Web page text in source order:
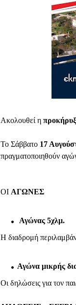
Ακολουθεί η
Το Σάββατο 17
πραγματοποιηθούν
ΟΙ ΑΓΩΝΕΣ
Αγώνας 5χλμ.
Η διαδρομή
Αγώνα μικρής
Οι δηλώσεις για τον